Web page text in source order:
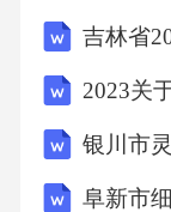
中产生的二
除此之外，
造成一定影响
航空货运业
2023关